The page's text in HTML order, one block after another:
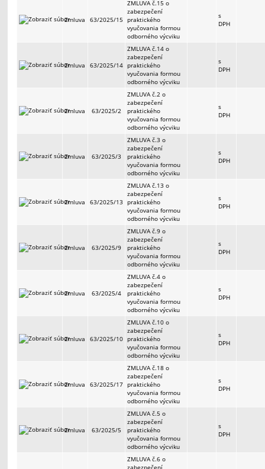
Zmluva 63/2025/15
ZMLUVA č.15 o
zabezpečení
praktického
vyučovania formou
odborného výcviku
s
DPH
Zmluva 63/2025/14
ZMLUVA č.14 o
zabezpečení
praktického
vyučovania formou
odborného výcviku
s
DPH
Zmluva 63/2025/2
ZMLUVA č.2 o
zabezpečení
praktického
vyučovania formou
odborného výcviku
s
DPH
Zmluva 63/2025/3
ZMLUVA č.3 o
zabezpečení
praktického
vyučovania formou
odborného výcviku
s
DPH
Zmluva 63/2025/13
ZMLUVA č.13 o
zabezpečení
praktického
vyučovania formou
odborného výcviku
s
DPH
Zmluva 63/2025/9
ZMLUVA č.9 o
zabezpečení
praktického
vyučovania formou
odborného výcviku
s
DPH
Zmluva 63/2025/4
ZMLUVA č.4 o
zabezpečení
praktického
vyučovania formou
odborného výcviku
s
DPH
Zmluva 63/2025/10
ZMLUVA č.10 o
zabezpečení
praktického
vyučovania formou
odborného výcviku
s
DPH
Zmluva 63/2025/17
ZMLUVA č.18 o
zabezpečení
praktického
vyučovania formou
odborného výcviku
s
DPH
Zmluva 63/2025/5
ZMLUVA č.5 o
zabezpečení
praktického
vyučovania formou
odborného výcviku
s
DPH
ZMLUVA č.6 o
zabezpečení